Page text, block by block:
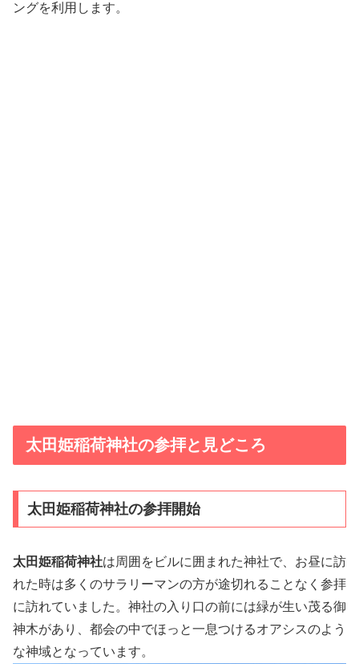
ングを利用します。
太田姫稲荷神社の参拝と見どころ
太田姫稲荷神社の参拝開始
太田姫稲荷神社は周囲をビルに囲まれた神社で、お昼に訪
れた時は多くのサラリーマンの方が途切れることなく参拝
に訪れていました。神社の入り口の前には緑が生い茂る御
神木があり、都会の中でほっと一息つけるオアシスのよう
な神域となっています。